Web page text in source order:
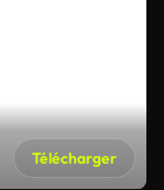
Télécharger